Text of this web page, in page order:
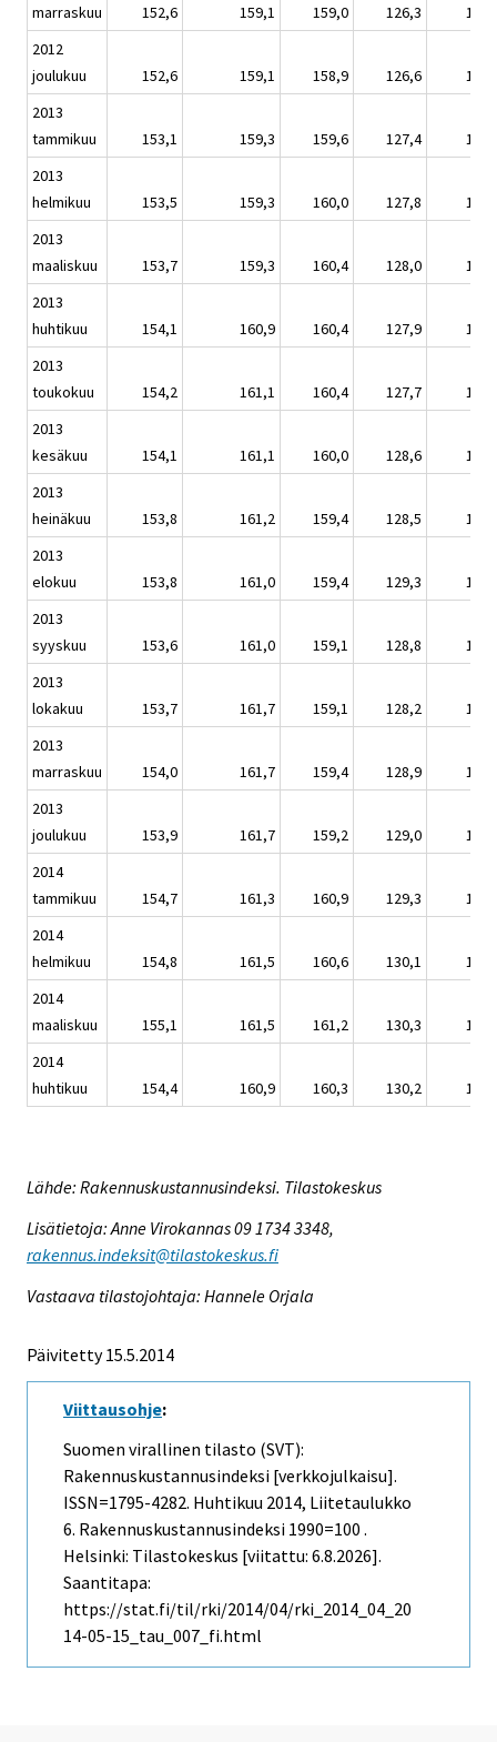
marraskuu 152,6 159,1 159,0 126,3
2012
joulukuu
152,6 159,1 158,9 126,6
2013
tammikuu
153,1 159,3 159,6 127,4
2013
helmikuu
153,5 159,3 160,0 127,8
2013
maaliskuu
153,7 159,3 160,4 128,0
2013
huhtikuu
154,1 160,9 160,4 127,9
2013
toukokuu
154,2 161,1 160,4 127,7
2013
kesäkuu
154,1 161,1 160,0 128,6
2013
heinäkuu
153,8 161,2 159,4 128,5
2013
elokuu
153,8 161,0 159,4 129,3
2013
syyskuu
153,6 161,0 159,1 128,8
2013
lokakuu
153,7 161,7 159,1 128,2
2013
marraskuu
154,0 161,7 159,4 128,9
2013
joulukuu
153,9 161,7 159,2 129,0
2014
tammikuu
154,7 161,3 160,9 129,3
2014
helmikuu
154,8 161,5 160,6 130,1
2014
maaliskuu
155,1 161,5 161,2 130,3
2014
huhtikuu
154,4 160,9 160,3 130,2
Lähde: Rakennuskustannusindeksi. Tilastokeskus
Lisätietoja: Anne Virokannas 09 1734 3348,
rakennus.indeksit@tilastokeskus.fi
Vastaava tilastojohtaja: Hannele Orjala
Päivitetty 15.5.2014
Viittausohje:
Suomen virallinen tilasto (SVT):
Rakennuskustannusindeksi [verkkojulkaisu].
ISSN=1795-4282. Huhtikuu 2014, Liitetaulukko
6. Rakennuskustannusindeksi 1990=100 .
Helsinki: Tilastokeskus [viitattu: 6.8.2026].
Saantitapa:
https://stat.fi/til/rki/2014/04/rki_2014_04_20
14-05-15_tau_007_fi.html